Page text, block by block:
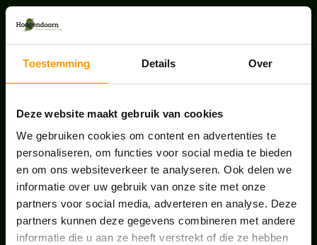
Toestemming Details Over
Deze website maakt gebruik van cookies
We gebruiken cookies om content en advertenties te
personaliseren, om functies voor social media te bieden
en om ons websiteverkeer te analyseren. Ook delen we
informatie over uw gebruik van onze site met onze
partners voor social media, adverteren en analyse. Deze
partners kunnen deze gegevens combineren met andere
informatie die u aan ze heeft verstrekt of die ze hebben
LAATSTE NIEUWS
BLOG: LUIS IN KANTOORPLANTEN – ZO
PAKKEN WE HET AAN
UNION HOUSE UTRECHT
juli 28, 2026
ONS TEAM GROEIT VERDER
juni 17, 2026